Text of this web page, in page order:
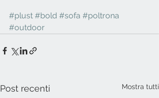
#plust #bold #sofa #poltrona
#outdoor
Post recenti Mostra tutti